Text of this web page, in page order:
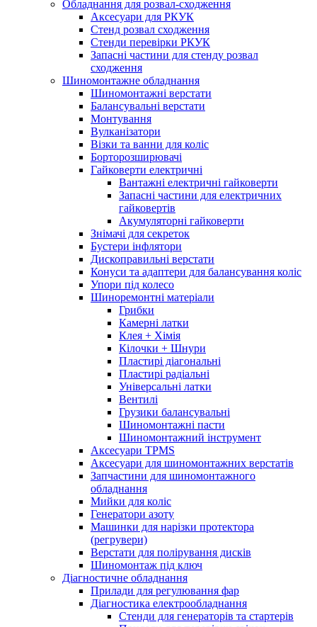
Обладнання для розвал-сходження
Аксесуари для РКУК
Стенд розвал сходження
Стенди перевірки РКУК
Запасні частини для стенду розвал
сходження
Шиномонтажне обладнання
Шиномонтажні верстати
Балансувальні верстати
Монтування
Вулканізатори
Візки та ванни для коліс
Борторозширювачі
Гайковерти електричні
Вантажні електричні гайковерти
Запасні частини для електричних
гайковертів
Акумуляторні гайковерти
Знімачі для секреток
Бустери інфлятори
Дископравильні верстати
Конуси та адаптери для балансування коліс
Упори під колесо
Шиноремонтні матеріали
Грибки
Камерні латки
Клея + Хімія
Кілочки + Шнури
Пластирі діагональні
Пластирі радіальні
Універсальні латки
Вентилі
Грузики балансувальні
Шиномонтажні пасти
Шиномонтажний інструмент
Аксесуари TPMS
Аксесуари для шиномонтажних верстатів
Запчастини для шиномонтажного
обладнання
Мийки для коліс
Генератори азоту
Машинки для нарізки протектора
(регрувери)
Верстати для полірування дисків
Шиномонтаж під ключ
Діагностичне обладнання
Прилади для регулювання фар
Діагностика електрообладнання
Стенди для генераторів та стартерів